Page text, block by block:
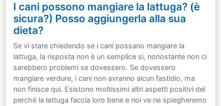
I cani possono mangiare la lattuga? (è
sicura?) Posso aggiungerla alla sua
dieta?
Se vi state chiedendo se i cani possano mangiare la
lattuga, la risposta non è un semplice sì, nonostante non ci
sarebbero problemi se dovessero. Se dovessero
mangiare verdure, i cani non avranno alcun fastidio, ma
non finisce qui. Esistono moltissimi altri aspetti positivi del
perché la lattuga faccia loro bene e noi ve ne spiegheremo